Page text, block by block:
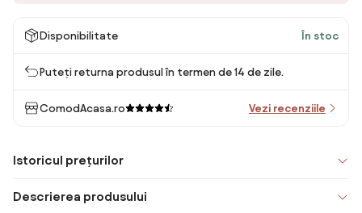
Disponibilitate În stoc
Puteți returna produsul în termen de 14 de zile.
ComodAcasa.ro Vezi recenziile
Istoricul prețurilor
Descrierea produsului